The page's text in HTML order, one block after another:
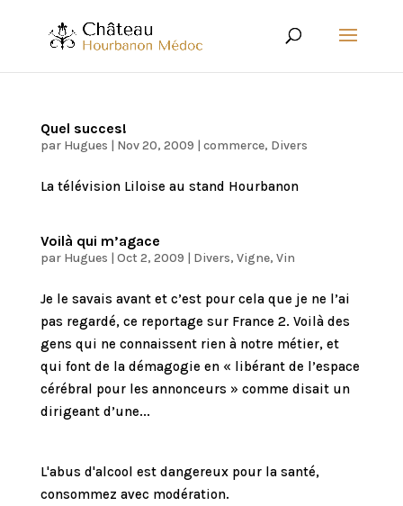
Quel succes!
par Hugues | Nov 20, 2009 | commerce, Divers
La télévision Liloise au stand Hourbanon
Voilà qui m’agace
par Hugues | Oct 2, 2009 | Divers, Vigne, Vin
Je le savais avant et c’est pour cela que je ne l’ai
pas regardé, ce reportage sur France 2. Voilà des
gens qui ne connaissent rien à notre métier, et
qui font de la démagogie en « libérant de l’espace
cérébral pour les annonceurs » comme disait un
dirigeant d’une...
L'abus d'alcool est dangereux pour la santé,
consommez avec modération.